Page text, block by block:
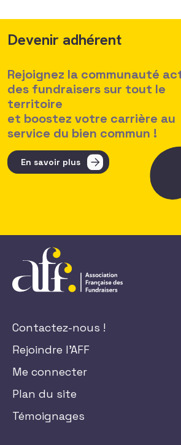
Devenir adhérent
Rejoignez la communauté
des fundraisers sur tout le
territoire
et boostez votre carrière au
service du bien commun !
En savoir plus
Contactez-nous !
Rejoindre l'AFF
Me connecter
Plan du site
Témoignages